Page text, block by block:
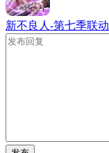
新不良人-第七季联动